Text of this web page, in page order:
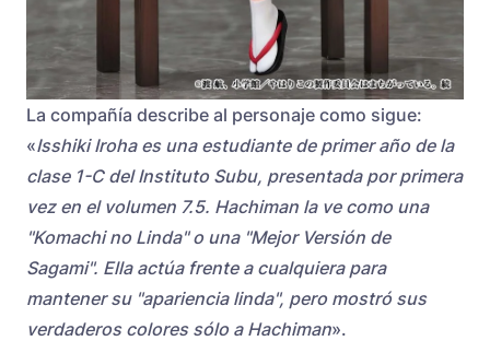
La compañía describe al personaje como sigue:
«Isshiki Iroha es una estudiante de primer año de la
clase 1-C del Instituto Subu, presentada por primera
vez en el volumen 7.5. Hachiman la ve como una
"Komachi no Linda" o una "Mejor Versión de
Sagami". Ella actúa frente a cualquiera para
mantener su "apariencia linda", pero mostró sus
verdaderos colores sólo a Hachiman».